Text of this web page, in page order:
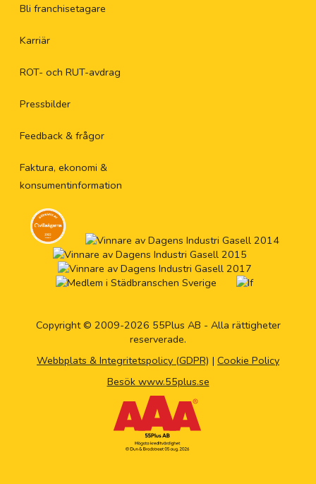
Bli franchisetagare
Karriär
ROT- och RUT-avdrag
Pressbilder
Feedback & frågor
Faktura, ekonomi &
konsumentinformation
Copyright © 2009-2026 55Plus AB - Alla rättigheter
reserverade.
Webbplats & Integritetspolicy (GDPR) | Cookie Policy
Besök www.55plus.se